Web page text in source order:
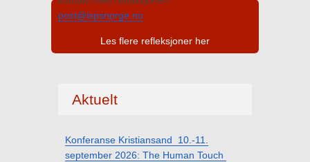
post@ispsnorge.no
Les flere refleksjoner her
Aktuelt
Konferanse Kristiansand 10.-11.
september 2026: The Human Touch